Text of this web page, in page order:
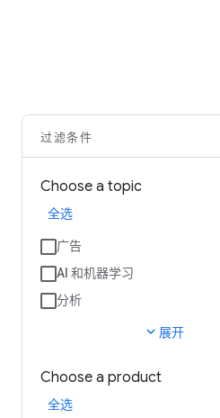
过滤条件
Choose a topic
全选
广告
AI 和机器学习
分析
expand_more 展开
Choose a product
全选